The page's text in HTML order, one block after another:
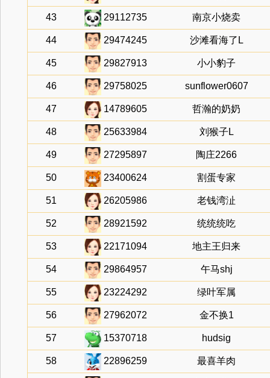
43 29112735 南京小烧卖
44 29474245 沙滩看海了L
45 29827913 小小豹子
46 29758025 sunflower0607
47 14789605 哲瀚的奶奶
48 25633984 刘猴子L
49 27295897 陶庄2266
50 23400624 割蛋专家
51 26205986 老钱湾沚
52 28921592 统统统吃
53 22171094 地主王归来
54 29864957 午马shj
55 23224292 绿叶军属
56 27962072 金不换1
57 15370718 hudsig
58 22896259 最喜羊肉